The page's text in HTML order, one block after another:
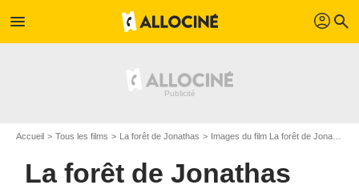
menu profil search
Accueil Tous les films La forêt de Jonathas Images du film La forêt de Jonathas
La forêt de Jonathas